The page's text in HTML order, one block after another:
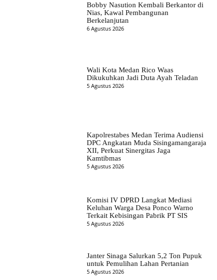
Bobby Nasution Kembali Berkantor di
Nias, Kawal Pembangunan
Berkelanjutan
6 Agustus 2026
Wali Kota Medan Rico Waas
Dikukuhkan Jadi Duta Ayah Teladan
5 Agustus 2026
Kapolrestabes Medan Terima Audiensi
DPC Angkatan Muda Sisingamangaraja
XII, Perkuat Sinergitas Jaga
Kamtibmas
5 Agustus 2026
Komisi IV DPRD Langkat Mediasi
Keluhan Warga Desa Ponco Warno
Terkait Kebisingan Pabrik PT SIS
5 Agustus 2026
Janter Sinaga Salurkan 5,2 Ton Pupuk
untuk Pemulihan Lahan Pertanian
5 Agustus 2026